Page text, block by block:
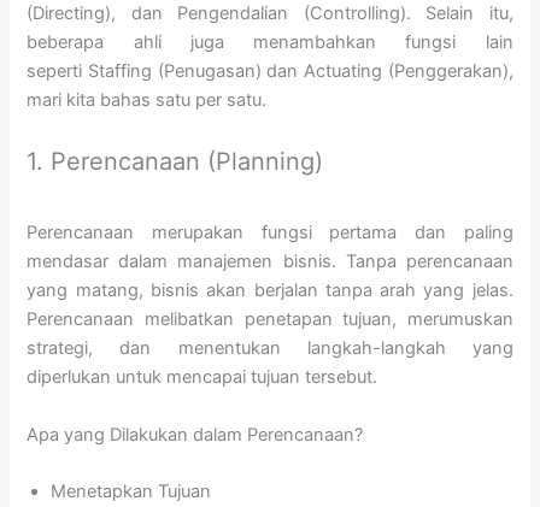
(Directing), dan Pengendalian (Controlling). Selain itu,
beberapa ahli juga menambahkan fungsi lain
seperti Staffing (Penugasan) dan Actuating (Penggerakan),
mari kita bahas satu per satu.
1. Perencanaan (Planning)
Perencanaan merupakan fungsi pertama dan paling
mendasar dalam manajemen bisnis. Tanpa perencanaan
yang matang, bisnis akan berjalan tanpa arah yang jelas.
Perencanaan melibatkan penetapan tujuan, merumuskan
strategi, dan menentukan langkah-langkah yang
diperlukan untuk mencapai tujuan tersebut.
Apa yang Dilakukan dalam Perencanaan?
Menetapkan Tujuan